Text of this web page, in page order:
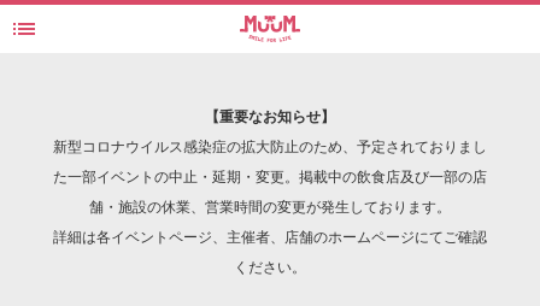
日本の楽しいを探す・見つけるWebマガジン - MuuM(ムーム)
INTERVIEW

【重要なお知らせ】
新型コロナウイルス感染症の拡大防止のため、予定されておりまし
た一部イベントの中止・延期・変更。掲載中の飲食店及び一部の店
舗・施設の休業、営業時間の変更が発生しております。
詳細は各イベントページ、主催者、店舗のホームページにてご確認
ください。